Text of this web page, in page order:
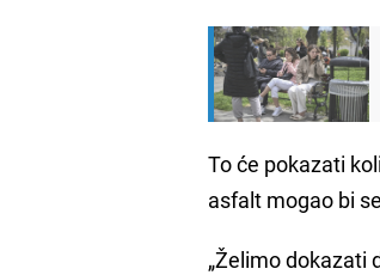
To će pokazati
asfalt mogao bi
„Želimo dokazati